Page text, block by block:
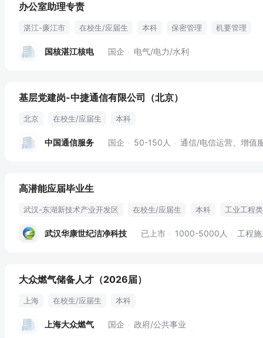
办公室助理专责
湛江-廉江市 在校生/应届生 本科 保密管理 机要管理
国核湛江核电 国企 电气/电力/水利
基层党建岗-中捷通信有限公司（北京）
北京 在校生/应届生 本科
中国通信服务 国企 50-150人 通信/电信运营、增值
高潜能应届毕业生
武汉-东湖新技术产业开发区 在校生/应届生 本科
工业工程类
五险一金
定期团建
武汉华康世纪洁净科技 已上市 1000-5000人 工程
大众燃气储备人才（2026届）
上海 在校生/应届生 本科
上海大众燃气 国企 政府/公共事业